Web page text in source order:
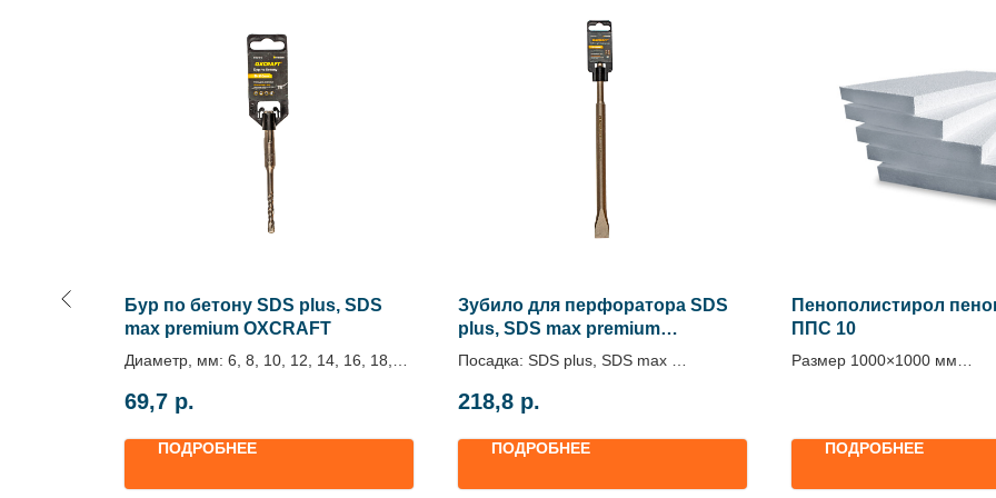
Бур по бетону SDS plus, SDS
max premium OXCRAFT
Диаметр, мм: 6, 8, 10, 12, 14, 16, 18,
Длина, мм: 110, 160, 210, 260, 310,
Посадка: SDS plus, SDS max
69,7 р.
ПОДРОБНЕЕ
Зубило для перфоратора SDS
plus, SDS max premium
OXCRAFT
Посадка: SDS plus, SDS max
Длина, мм: 250, 400
218,8 р.
ПОДРОБНЕЕ
Пенополистирол
ППС 10
Размер 1000×1000 мм
ПОДРОБНЕЕ